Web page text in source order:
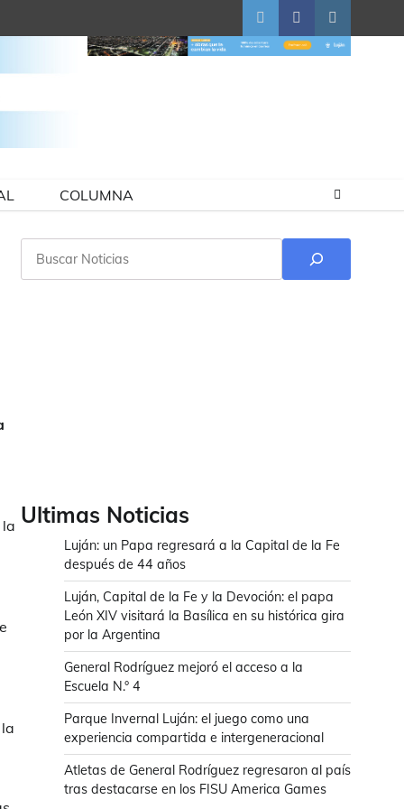
TwitterFacebookInstagram
COLUMNA
Ultimas Noticias
Luján: un Papa regresará a la Capital de la Fe
después de 44 años
Luján, Capital de la Fe y la Devoción: el papa
León XIV visitará la Basílica en su histórica gira
por la Argentina
General Rodríguez mejoró el acceso a la
Escuela N.° 4
Parque Invernal Luján: el juego como una
experiencia compartida e intergeneracional
Atletas de General Rodríguez regresaron al país
tras destacarse en los FISU America Games